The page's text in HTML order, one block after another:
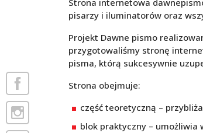
Strona internetowa
pisarzy i iluminatorów oraz
Projekt Dawne pismo
przygotowaliśmy stronę
pisma, którą sukcesywnie
Strona obejmuje:
część teoretyczną –
blok praktyczny –